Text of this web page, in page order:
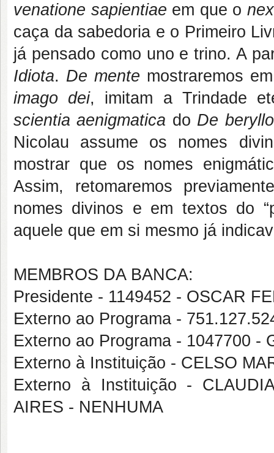
venatione sapientiae em que o
caça da sabedoria e o Primeiro
já pensado como uno e trino. A
Idiota. De mente mostraremos
imago dei, imitam a Trindade
scientia aenigmatica do De beryllo
Nicolau assume os nomes
mostrar que os nomes
Assim, retomaremos
nomes divinos e em textos do
aquele que em si mesmo já
MEMBROS DA BANCA:
Presidente - 1149452 - OSCAR
Externo ao Programa -
Externo ao Programa - 1047700 -
Externo à Instituição - CELSO
Externo à Instituição -
AIRES - NENHUMA